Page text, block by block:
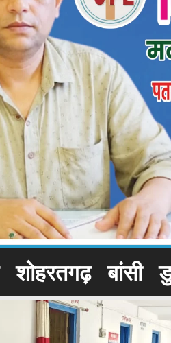
शोहरतगढ़ बांसी